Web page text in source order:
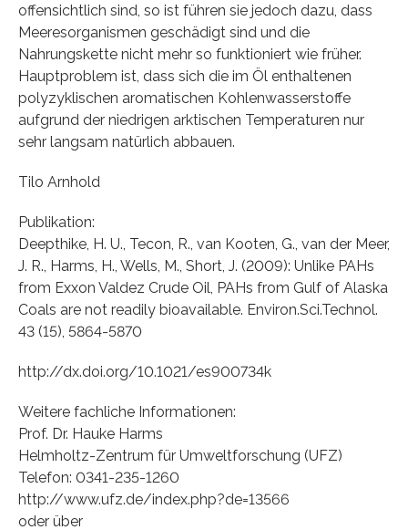
offensichtlich sind, so ist führen sie jedoch dazu, dass
Meeresorganismen geschädigt sind und die
Nahrungskette nicht mehr so funktioniert wie früher.
Hauptproblem ist, dass sich die im Öl enthaltenen
polyzyklischen aromatischen Kohlenwasserstoffe
aufgrund der niedrigen arktischen Temperaturen nur
sehr langsam natürlich abbauen.
Tilo Arnhold
Publikation:
Deepthike, H. U., Tecon, R., van Kooten, G., van der Meer,
J. R., Harms, H., Wells, M., Short, J. (2009): Unlike PAHs
from Exxon Valdez Crude Oil, PAHs from Gulf of Alaska
Coals are not readily bioavailable. Environ.Sci.Technol.
43 (15), 5864-5870
http://dx.doi.org/10.1021/es900734k
Weitere fachliche Informationen:
Prof. Dr. Hauke Harms
Helmholtz-Zentrum für Umweltforschung (UFZ)
Telefon: 0341-235-1260
http://www.ufz.de/index.php?de=13566
oder über